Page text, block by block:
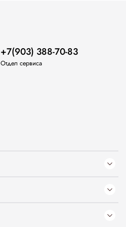
+7(903) 388-70-83
Отдел сервиса